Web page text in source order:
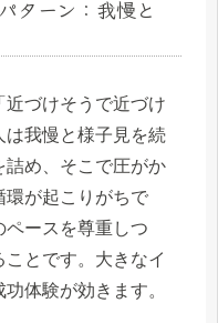
ターン：我慢と
づけそうで近づけ
は我慢と様子見を続
詰め、そこで圧がか
環が起こりがちで
ースを尊重しつ
とです。大きなイ
体験が効きます。